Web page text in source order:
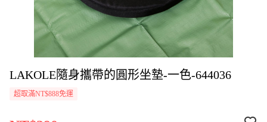
LAKOLE隨身攜帶的圓形坐墊-一色-644036
超取滿NT$888免運